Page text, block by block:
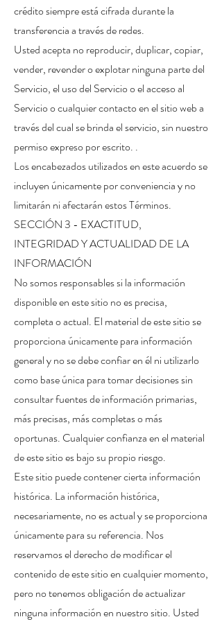
crédito siempre está cifrada durante la
transferencia a través de redes.
Usted acepta no reproducir, duplicar, copiar,
vender, revender o explotar ninguna parte del
Servicio, el uso del Servicio o el acceso al
Servicio o cualquier contacto en el sitio web a
través del cual se brinda el servicio, sin nuestro
permiso expreso por escrito. .
Los encabezados utilizados en este acuerdo se
incluyen únicamente por conveniencia y no
limitarán ni afectarán estos Términos.
SECCIÓN 3 - EXACTITUD,
INTEGRIDAD Y ACTUALIDAD DE LA
INFORMACIÓN
No somos responsables si la información
disponible en este sitio no es precisa,
completa o actual. El material de este sitio se
proporciona únicamente para información
general y no se debe confiar en él ni utilizarlo
como base única para tomar decisiones sin
consultar fuentes de información primarias,
más precisas, más completas o más
oportunas. Cualquier confianza en el material
de este sitio es bajo su propio riesgo.
Este sitio puede contener cierta información
histórica. La información histórica,
necesariamente, no es actual y se proporciona
únicamente para su referencia. Nos
reservamos el derecho de modificar el
contenido de este sitio en cualquier momento,
pero no tenemos obligación de actualizar
ninguna información en nuestro sitio. Usted